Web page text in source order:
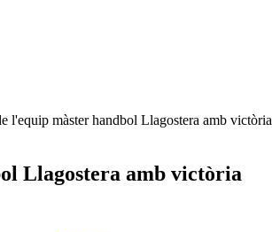
l'equip màster handbol Llagostera amb victòria
Llagostera amb victòria